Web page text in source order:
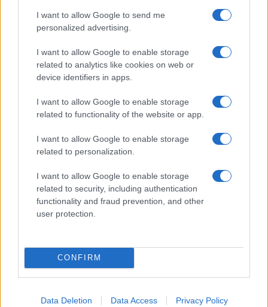
I want to allow Google to send me
personalized advertising.
I want to allow Google to enable storage
related to analytics like cookies on web or
device identifiers in apps.
I want to allow Google to enable storage
related to functionality of the website or app.
I want to allow Google to enable storage
related to personalization.
I want to allow Google to enable storage
related to security, including authentication
functionality and fraud prevention, and other
user protection.
CONFIRM
Data Deletion Data Access Privacy Policy
Dalla centrale operativa all’assistenza domiciliare: la
sanità fuori dall’ospedale
Matteo Pellegrino · 8 Ago 2026
Ministero della Salute avvisa: non consumare questi
paté di maiale